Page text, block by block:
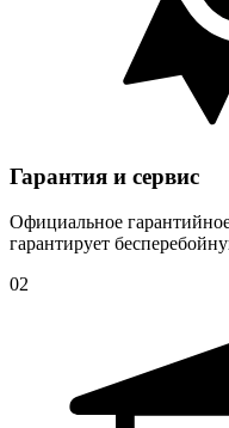
Гарантия и сервис
Официальное
гарантирует
02